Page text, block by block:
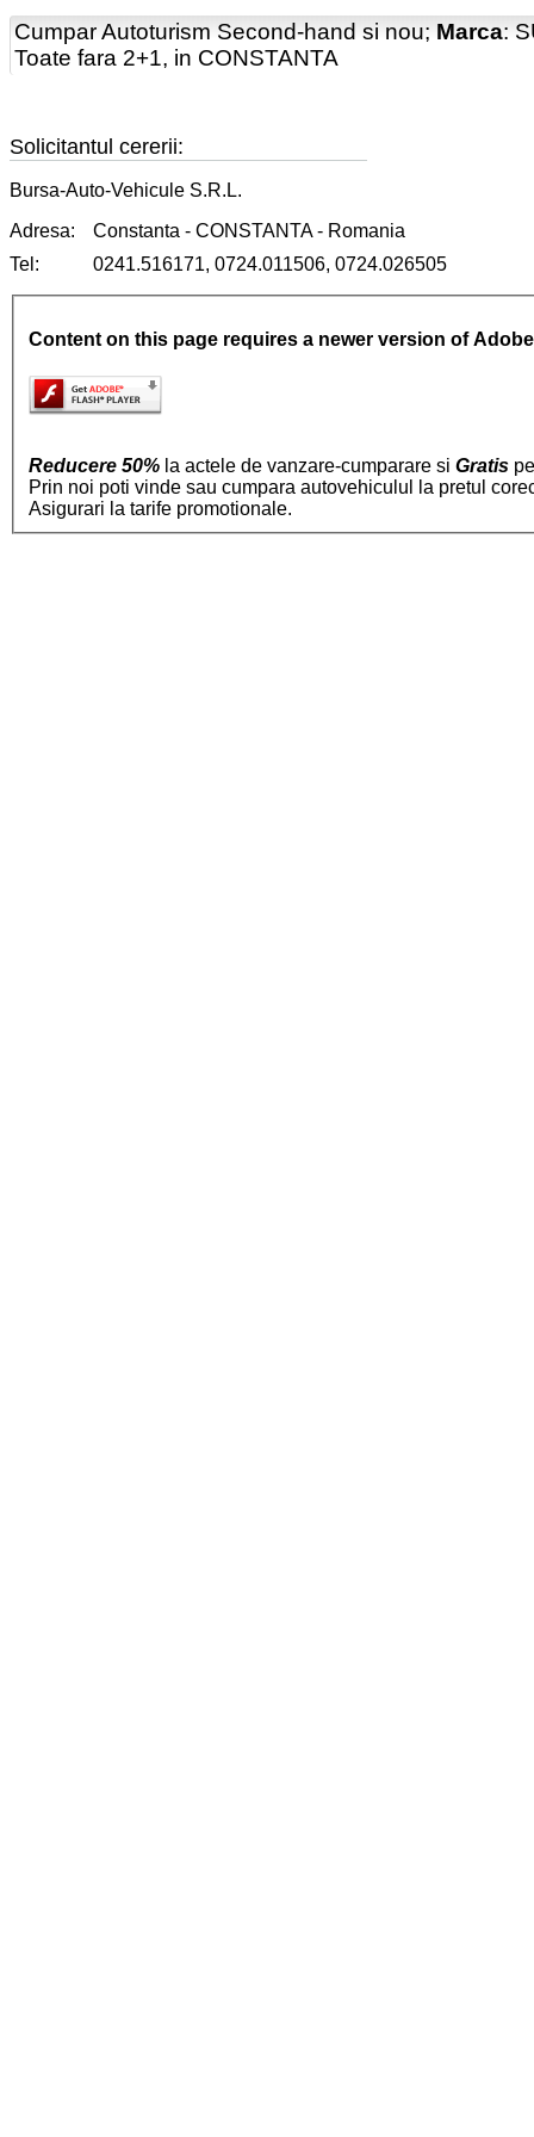
Cumpar Autoturism Second-hand si nou; Marca:
Toate fara 2+1, in CONSTANTA
Solicitantul cererii:
Bursa-Auto-Vehicule S.R.L.
Adresa:
Constanta - CONSTANTA - Romania
Tel:
0241.516171, 0724.011506, 0724.026505
Content on this page requires a newer version of
Reducere 50% la actele de vanzare-cumparare si Gratis
Prin noi poti vinde sau cumpara autovehiculul la pretul
Asigurari la tarife promotionale.